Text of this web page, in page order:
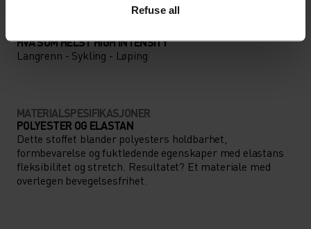
Refuse all
HVA SOM HELST HIGH INTENSITY
Langrenn - Sykling - Løping
MATERIALSPESIFIKASJONER
POLYESTER OG ELASTAN
Dette stoffet blander polyesters holdbarhet,
formbevarelse og fuktledende egenskaper med elastans
fleksibilitet og stretch. Resultatet? Et materiale med
overlegen bevegelsesfrihet.